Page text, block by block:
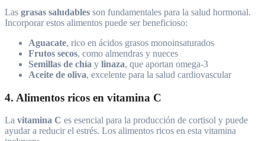
Las grasas saludables son fundamentales para la salud hormonal.
Incorporar estos alimentos puede ser beneficioso:
Aguacate, rico en ácidos grasos monoinsaturados
Frutos secos, como almendras y nueces
Semillas de chía y linaza, que aportan omega-3
Aceite de oliva, excelente para la salud cardiovascular
4. Alimentos ricos en vitamina C
La vitamina C es esencial para la producción de cortisol y puede
ayudar a reducir el estrés. Los alimentos ricos en esta vitamina